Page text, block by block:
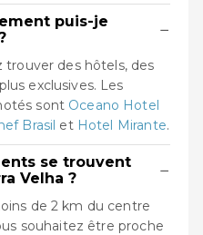
puis-je
−
trouver des hôtels, des
exclusives. Les
sont Oceano Hotel
Brasil et Hotel Mirante.
se trouvent
Velha ?
−
de 2 km du centre
souhaitez être proche